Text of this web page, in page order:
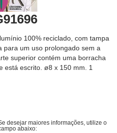
100% reciclado, com tampa
para um uso prolongado sem a
superior contém uma borracha
está escrito. ø8 x 150 mm. 1
desejar maiores informações, utilize o
abaixo: